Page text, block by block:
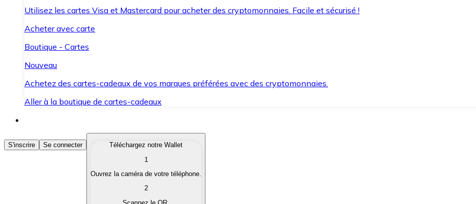
Utilisez les cartes Visa et Mastercard pour acheter des cryptomonnaies. Facile et sécurisé !
Acheter avec carte
Boutique - Cartes
Nouveau
Achetez des cartes-cadeaux de vos marques préférées avec des cryptomonnaies.
Aller à la boutique de cartes-cadeaux
Acheter des Cryptomonnaies
Achetez les cryptomonnaies qui vous intéressent rapidement et en toute sécurité.
Convertissez vos cryptomonnaies en monnaie fiduciaire lorsque vous en avez besoin.
S'inscrire Se connecter
Téléchargez notre Wallet
1
Ouvrez la caméra de votre téléphone.
2